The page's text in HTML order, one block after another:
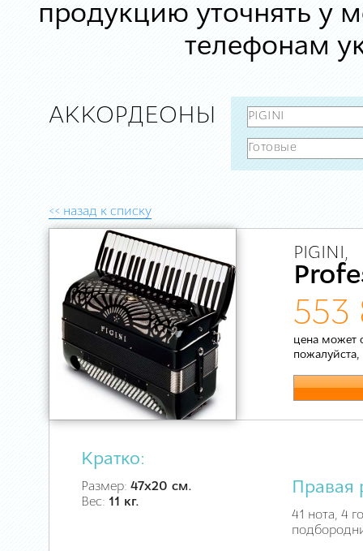
продукцию уточнять у
телефонам
АККОРДЕОНЫ
<< назад к списку
PIGINI,
553
цена может
пожалуйста,
Кратко:
Размер: 47х20 см.
Вес: 11 кг.
Правая
41 нота, 4